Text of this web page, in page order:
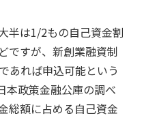
半は1/2もの自己資金割
ですが、新創業融資制
あれば申込可能という
本政策金融公庫の調べ
総額に占める自己資金